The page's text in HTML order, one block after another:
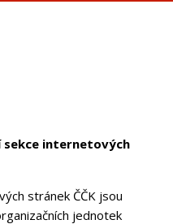
internetových
stránek ČČK jsou
jednotek